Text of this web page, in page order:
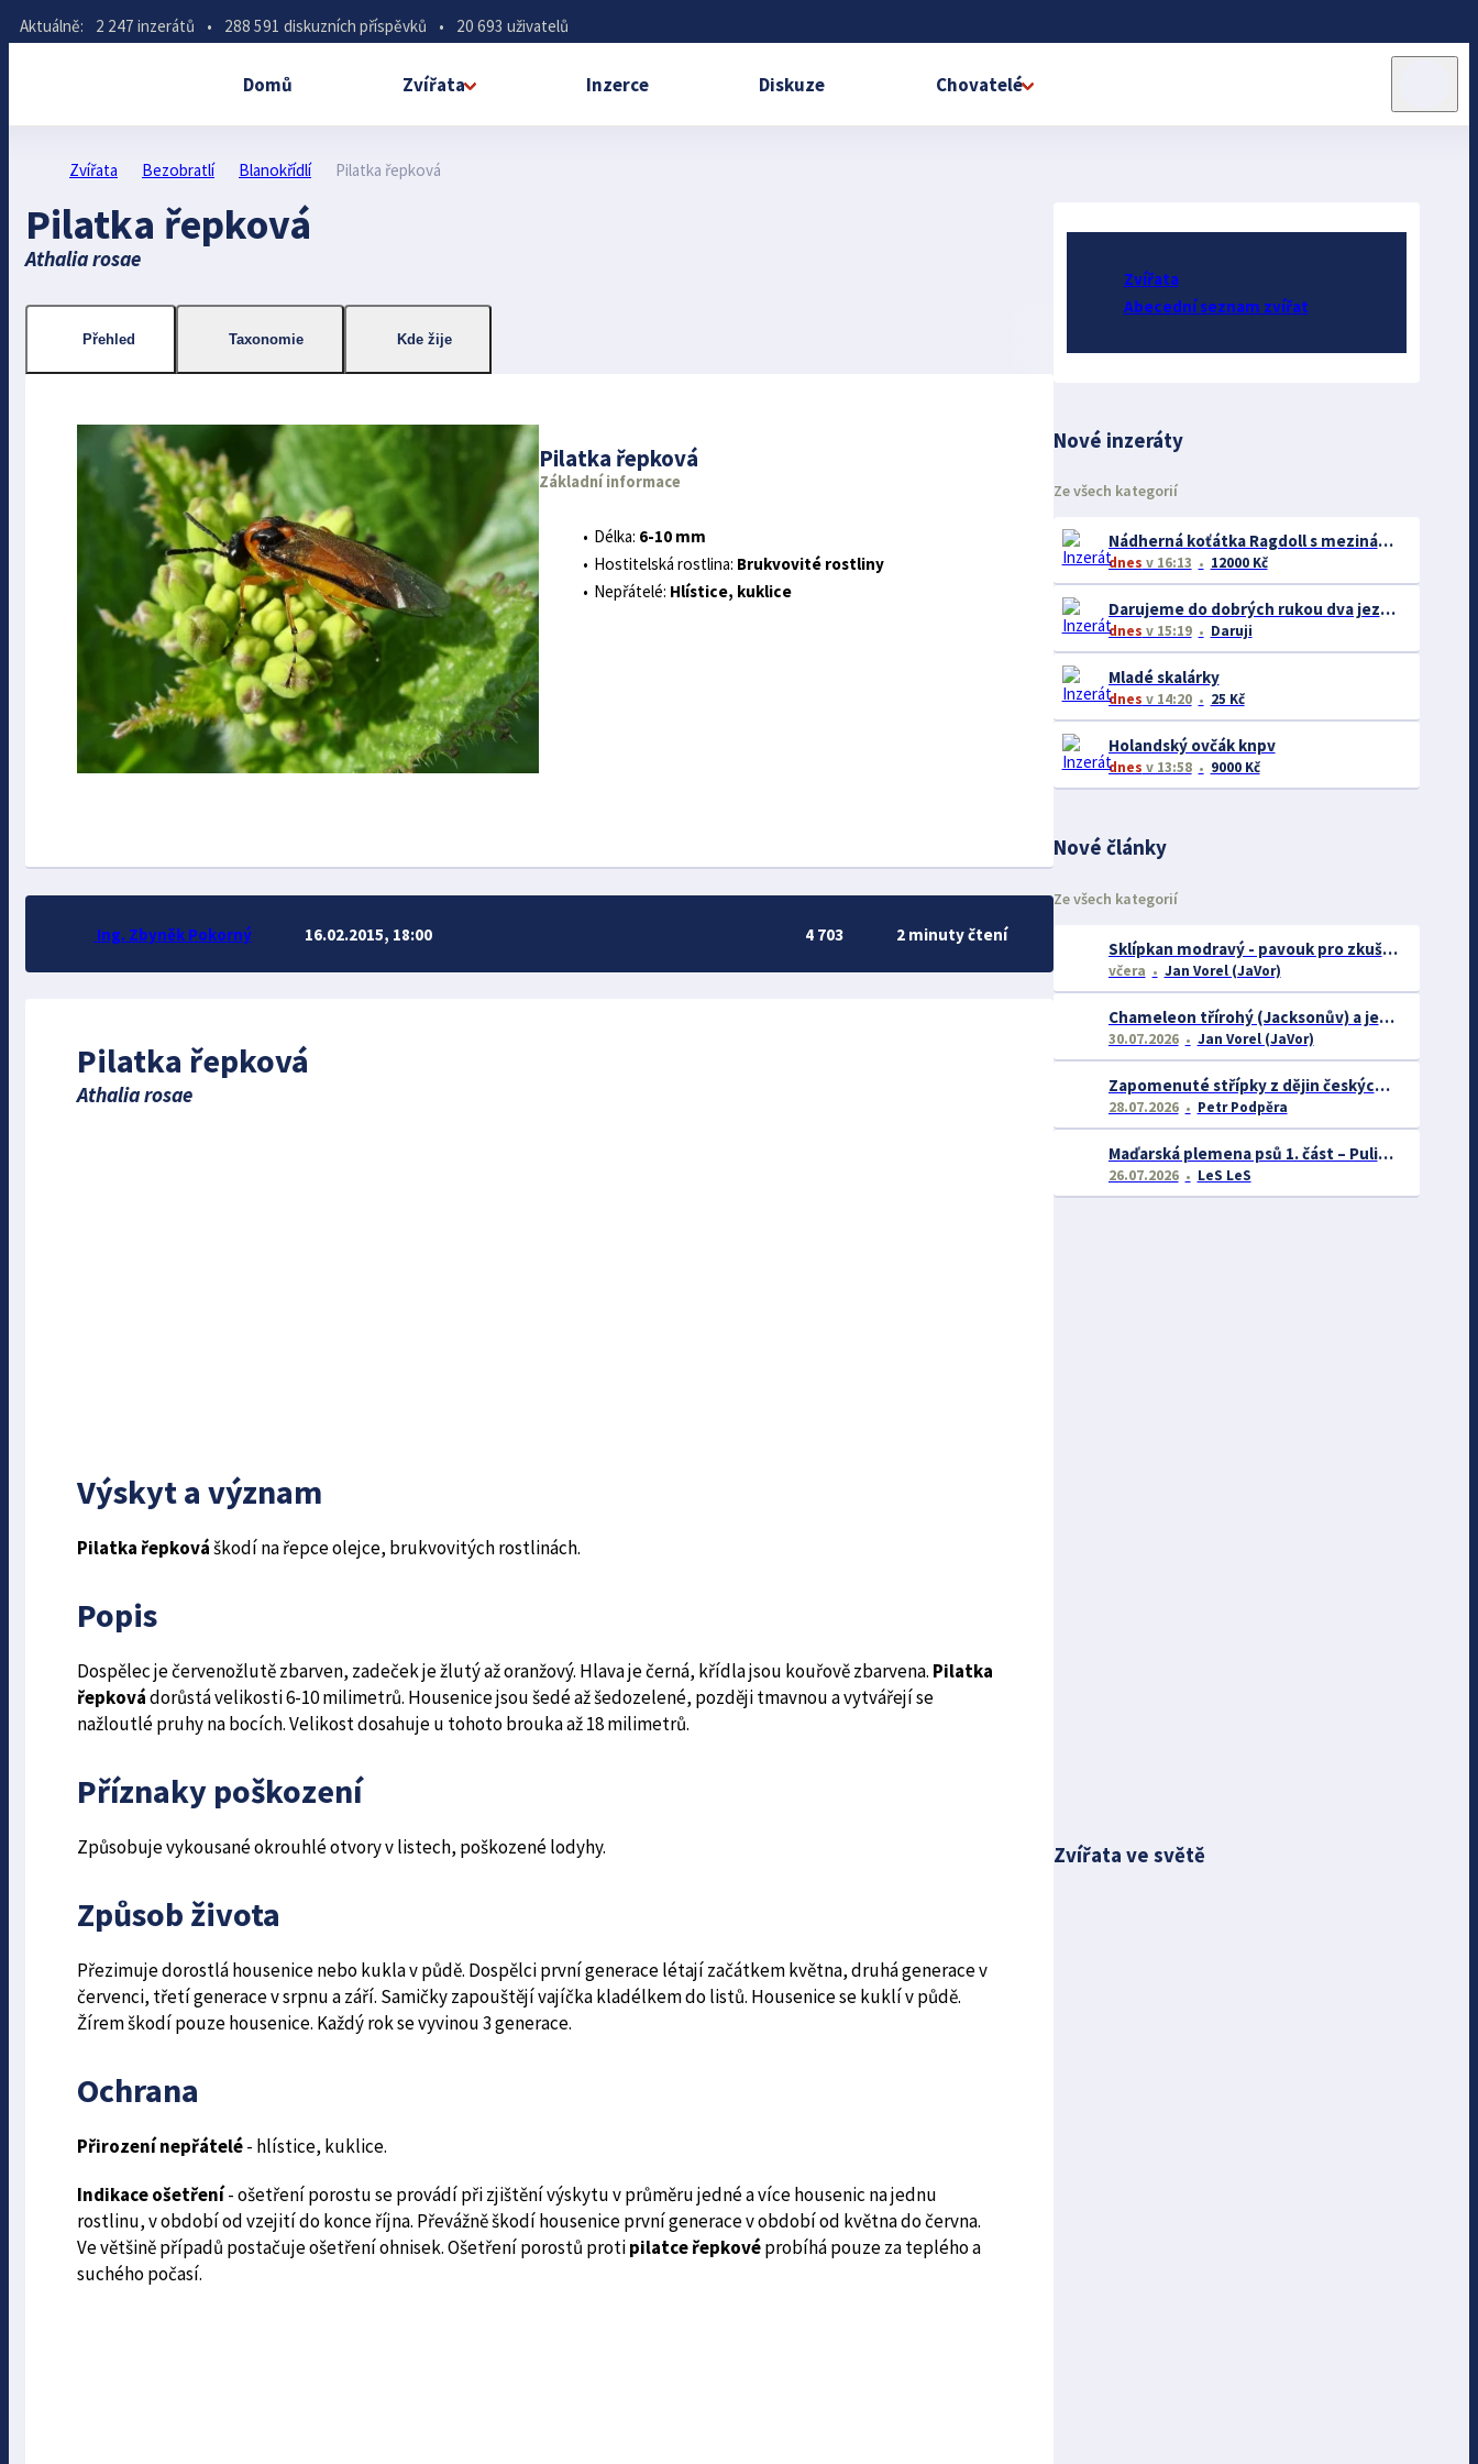
Aktuálně: 2 247 inzerátů • 288 591 diskuzních příspěvků • 20 693 uživatelů
Domů Zvířata Inzerce Diskuze Chovatelé
Zvířata Bezobratlí Blanokřídlí Pilatka řepková
Pilatka řepková
Athalia rosae
Pilatka řepková
Athalia rosae
Výskyt a význam
Pilatka řepkováškodí na řepce olejce, brukvovitých rostlinách.
Popis
Dospělec je červenožlutě zbarven, zadeček je žlutý až oranžový. Hlava je černá, křídla jsou kouřově zbarvena. Pilatka
řepkovádorůstá velikosti 6-10 milimetrů. Housenice jsou šedé až šedozelené, později tmavnou a vytvá­řejí se
nažloutlé pruhy na bocích. Veli­kost dosahuje u tohoto brouka až 18 milimetrů.
Příznaky poškození
Způsobuje vykousané okrouhlé otvory v listech, poškozené lodyhy.
Způsob života
Přezimuje dorostlá housenice nebo kukla v půdě. Dospělci první generace létají začátkem května, druhá generace v
červen­ci, třetí generace v srpnu a září. Samičky zapouštějí vajíčka kladélkem do listů. Housenice se kuklí v půdě.
Žírem škodí pouze housenice. Každý rok se vyvinou 3 generace.
Ochrana
Přirození nepřátelé- hlístice, kuklice.
Indikace ošetření- ošetření porostu se provádí při zjištění výskytu v průměru jedné a více housenic na jednu
rostlinu, v období od vzejití do konce října. Převážně škodí housenice první generace v období od května do června.
Ve většině případů postačuje ošetření ohnisek. Ošetření porostů protipilatce řepkovéprobíhá pouze za teplého a
suchého počasí.
Přehled Taxonomie Kde žije
Pilatka řepková
Základní informace
Délka: 6-10 mm
Hostitelská rostlina: Brukvovité rostliny
Nepřátelé: Hlístice, kuklice
Ing. Zbyněk Pokorný 16.02.2015, 18:00 4 703 2 minuty čtení
Zvířata
Abecední seznam zvířat
Nové inzeráty
Ze všech kategorií
Nádherná koťátka Ragdoll s mezinárodním pasem
dnes v 16:13 12000 Kč
Darujeme do dobrých rukou dva jezevčíky – ideálně společně
dnes v 15:19 Daruji
Mladé skalárky
dnes v 14:20 25 Kč
Holandský ovčák knpv
dnes v 13:58 9000 Kč
Nové články
Ze všech kategorií
Sklípkan modravý - pavouk pro zkušené chovatele
včera Jan Vorel (JaVor)
Chameleon třírohý (Jacksonův) a jeho chov
30.07.2026 Jan Vorel (JaVor)
Zapomenuté střípky z dějin českých exotářů - 3.část
28.07.2026 Petr Podpěra
Maďarská plemena psů 1. část – Puli, Komondor
26.07.2026 LeS LeS
Zvířata ve světě